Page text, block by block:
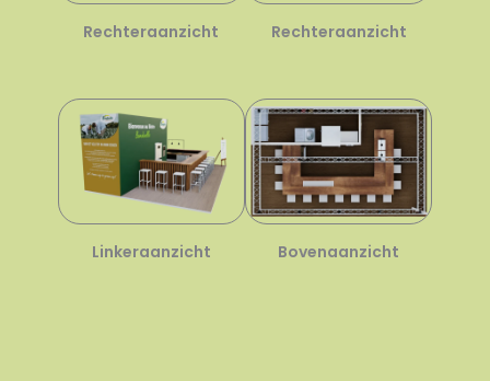
Rechteraanzicht Rechteraanzicht
Linkeraanzicht Bovenaanzicht